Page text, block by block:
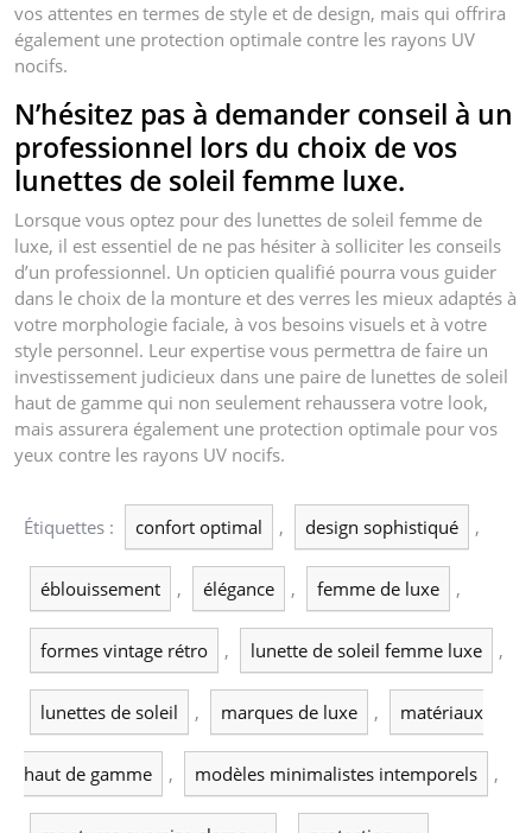
vos attentes en termes de style et de design, mais qui offrira
également une protection optimale contre les rayons UV
nocifs.
N’hésitez pas à demander conseil à un
professionnel lors du choix de vos
lunettes de soleil femme luxe.
Lorsque vous optez pour des lunettes de soleil femme de
luxe, il est essentiel de ne pas hésiter à solliciter les conseils
d’un professionnel. Un opticien qualifié pourra vous guider
dans le choix de la monture et des verres les mieux adaptés à
votre morphologie faciale, à vos besoins visuels et à votre
style personnel. Leur expertise vous permettra de faire un
investissement judicieux dans une paire de lunettes de soleil
haut de gamme qui non seulement rehaussera votre look,
mais assurera également une protection optimale pour vos
yeux contre les rayons UV nocifs.
Étiquettes : confort optimal , design sophistiqué ,
éblouissement , élégance , femme de luxe ,
formes vintage rétro , lunette de soleil femme luxe ,
lunettes de soleil , marques de luxe , matériaux
haut de gamme , modèles minimalistes intemporels ,